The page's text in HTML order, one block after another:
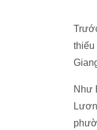
thiếu
Như